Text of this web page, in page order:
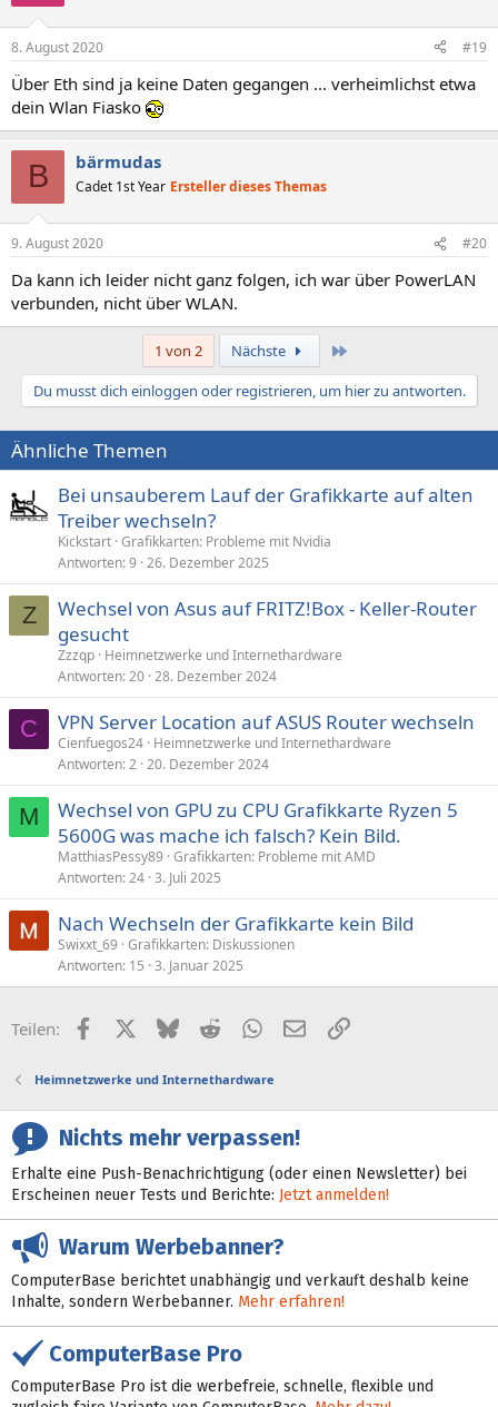
8. August 2020 #19
Über Eth sind ja keine Daten gegangen ... verheimlichst etwa
dein Wlan Fiasko
B bärmudas
Cadet 1st Year Ersteller dieses Themas
9. August 2020 #20
Da kann ich leider nicht ganz folgen, ich war über PowerLAN
verbunden, nicht über WLAN.
1 von 2 Nächste
Du musst dich einloggen oder registrieren, um hier zu antworten.
Ähnliche Themen
Bei unsauberem Lauf der Grafikkarte auf alten
Treiber wechseln?
Kickstart Grafikkarten: Probleme mit Nvidia
Antworten 9 26. Dezember 2025
Z
Wechsel von Asus auf FRITZ!Box - Keller-Router
gesucht
Zzzqp Heimnetzwerke und Internethardware
Antworten 20 28. Dezember 2024
C VPN Server Location auf ASUS Router wechseln
Cienfuegos24 Heimnetzwerke und Internethardware
Antworten 2 20. Dezember 2024
M
Wechsel von GPU zu CPU Grafikkarte Ryzen 5
5600G was mache ich falsch? Kein Bild.
MatthiasPessy89 Grafikkarten: Probleme mit AMD
Antworten 24 3. Juli 2025
Nach Wechseln der Grafikkarte kein Bild
Swixxt_69 Grafikkarten: Diskussionen
Antworten 15 3. Januar 2025
Teilen: FacebookX (Twitter)
BlueskyRedditWhatsApp
E-MailLink
Heimnetzwerke und Internethardware
Nichts mehr verpassen!
Erhalte eine Push-Benachrichtigung (oder einen Newsletter) bei
Erscheinen neuer Tests und Berichte: Jetzt anmelden!
Warum Werbebanner?
ComputerBase berichtet unabhängig und verkauft deshalb keine
Inhalte, sondern Werbebanner. Mehr erfahren!
ComputerBase Pro
ComputerBase Pro ist die werbefreie, schnelle, flexible und